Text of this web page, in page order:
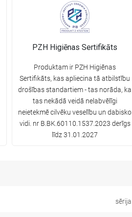
PZH Higiēnas Sertifikāts
Produktam ir PZH Higiēnas
Sertifikāts, kas apliecina tā atbilstību
drošības standartiem - tas norāda, ka
tas nekādā veidā nelabvēlīgi
neietekmē cilvēku veselību un dabisko
vidi. nr B.BK.60110.1537.2023 derīgs
līdz 31.01.2027
sērija